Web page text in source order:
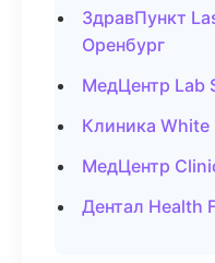
ЗдравПункт
Оренбург
МедЦентр Lab
Клиника
МедЦентр
Дентал Health